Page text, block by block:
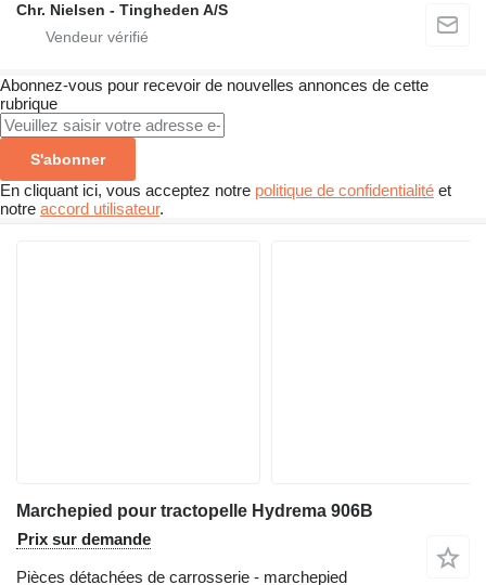
Chr. Nielsen - Tingheden A/S
Abonnez-vous pour recevoir de nouvelles annonces de cette
rubrique
S'abonner
En cliquant ici, vous acceptez notre politique de confidentialité et
notre accord utilisateur.
Marchepied pour tractopelle Hydrema 906B
Prix sur demande
Pièces détachées de carrosserie - marchepied